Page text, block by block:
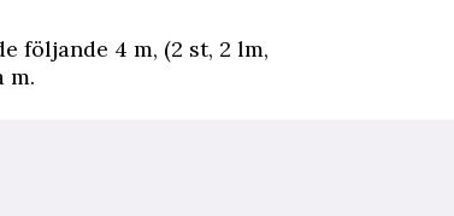
följande 4 m, (2 st, 2 lm,
m.